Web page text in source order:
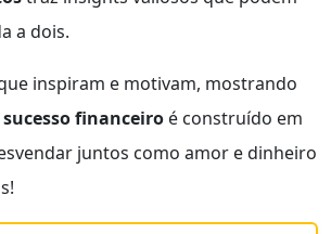
a dois.
inspiram e motivam, mostrando
sucesso financeiro é construído em
juntos como amor e dinheiro